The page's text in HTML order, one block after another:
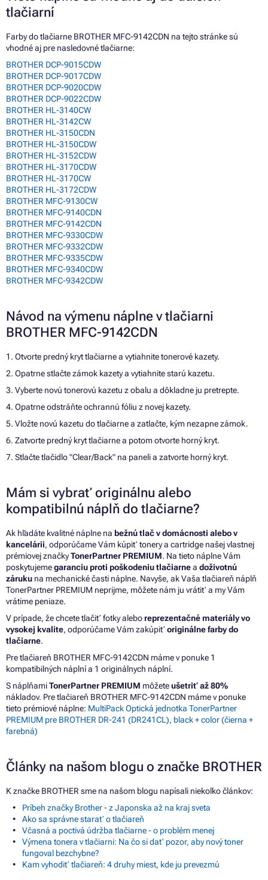
tlačiarní
Farby do tlačiarne BROTHER MFC-9142CDN na tejto stránke sú
vhodné aj pre nasledovné tlačiarne:
BROTHER DCP-9015CDW
BROTHER DCP-9017CDW
BROTHER DCP-9020CDW
BROTHER DCP-9022CDW
BROTHER HL-3140CW
BROTHER HL-3142CW
BROTHER HL-3150CDN
BROTHER HL-3150CDW
BROTHER HL-3152CDW
BROTHER HL-3170CDW
BROTHER HL-3170CW
BROTHER HL-3172CDW
BROTHER MFC-9130CW
BROTHER MFC-9140CDN
BROTHER MFC-9142CDN
BROTHER MFC-9330CDW
BROTHER MFC-9332CDW
BROTHER MFC-9335CDW
BROTHER MFC-9340CDW
BROTHER MFC-9342CDW
Návod na výmenu náplne v tlačiarni
BROTHER MFC-9142CDN
1. Otvorte predný kryt tlačiarne a vytiahnite tonerové kazety.
2. Opatrne stlačte zámok kazety a vytiahnite starú kazetu.
3. Vyberte novú tonerovú kazetu z obalu a dôkladne ju pretrepte.
4. Opatrne odstráňte ochrannú fóliu z novej kazety.
5. Vložte novú kazetu do tlačiarne a zatlačte, kým nezapne zámok.
6. Zatvorte predný kryt tlačiarne a potom otvorte horný kryt.
7. Stlačte tlačidlo "Clear/Back" na paneli a zatvorte horný kryt.
Mám si vybrať originálnu alebo
kompatibilnú náplň do tlačiarne?
Ak hľadáte kvalitné náplne na bežnú tlač v domácnosti alebo v
kancelárii, odporúčame Vám kúpiť tonery a cartridge našej vlastnej
prémiovej značkyTonerPartner PREMIUM. Na tieto náplne Vám
poskytujemegaranciu proti poškodeniu tlačiarnea doživotnú
záruku na mechanické časti náplne. Navyše, ak Vaša tlačiareň náplň
TonerPartner PREMIUM neprijme, môžete nám ju vrátiť a my Vám
vrátime peniaze.
V prípade, že chcete tlačiť fotky aleboreprezentačné materiály vo
vysokej kvalite, odporúčame Vám zakúpiť originálne farby do
tlačiarne.
Pre tlačiareň BROTHER MFC-9142CDN máme v ponuke 1
kompatibilných náplní a 1 originálnych náplní.
S náplňamiTonerPartner PREMIUM môžeteušetriť až 80%
nákladov. Pre tlačiareň BROTHER MFC-9142CDN máme v ponuke
tieto prémiové náplne: MultiPack Optická jednotka TonerPartner
PREMIUM pre BROTHER DR-241 (DR241CL), black + color (čierna +
farebná)
Články na našom blogu o značke BROTHER
K značke BROTHER sme na našom blogu napísali niekoľko článkov:
Príbeh značky Brother - z Japonska až na kraj sveta
Ako sa správne starať o tlačiareň
Včasná a poctivá údržba tlačiarne - o problém menej
Výmena tonera v tlačiarni: Na čo si dať pozor, aby nový toner
fungoval bezchybne?
Kam vyhodiť tlačiareň: 4 druhy miest, kde ju prevezmú